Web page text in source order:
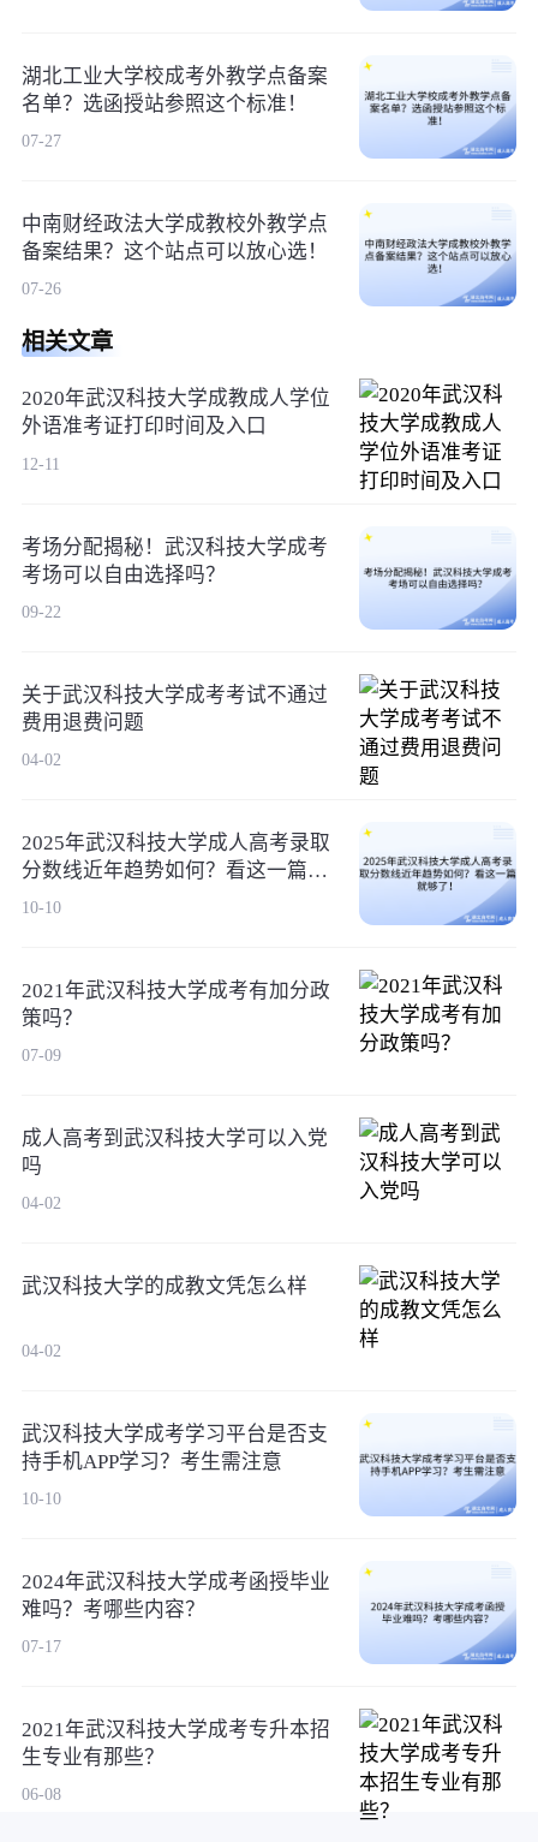
湖北工业大学校成考外教学点备案
名单？选函授站参照这个标准！
07-27
中南财经政法大学成教校外教学点
备案结果？这个站点可以放心选！
07-26
相关文章
2020年武汉科技大学成教成人学位
外语准考证打印时间及入口
12-11
考场分配揭秘！武汉科技大学成考
考场可以自由选择吗？
09-22
关于武汉科技大学成考考试不通过
费用退费问题
04-02
2025年武汉科技大学成人高考录取
分数线近年趋势如何？看这一篇就
够了！
10-10
2021年武汉科技大学成考有加分政
策吗？
07-09
成人高考到武汉科技大学可以入党
吗
04-02
武汉科技大学的成教文凭怎么样
04-02
武汉科技大学成考学习平台是否支
持手机APP学习？考生需注意
10-10
2024年武汉科技大学成考函授毕业
难吗？考哪些内容？
07-17
2021年武汉科技大学成考专升本招
生专业有那些？
06-08